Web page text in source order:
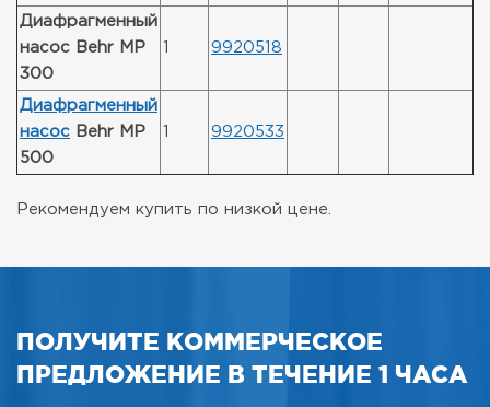
Диафрагменный
насос Behr MP
300
1 9920518
Диафрагменный
насос Behr MP
500
1 9920533
Рекомендуем купить по низкой цене.
ПОЛУЧИТЕ КОММЕРЧЕСКОЕ
ПРЕДЛОЖЕНИЕ В ТЕЧЕНИЕ 1 ЧАСА